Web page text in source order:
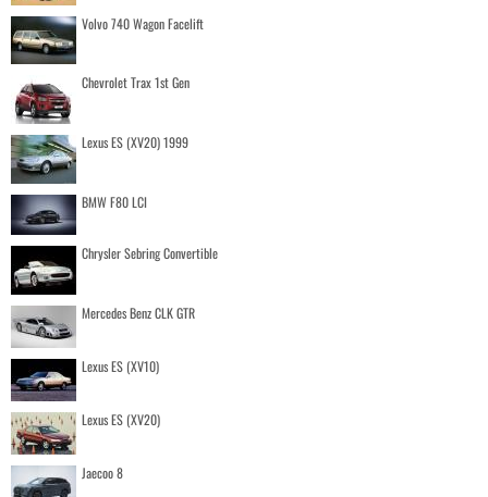
Volvo 740 Wagon Facelift
Chevrolet Trax 1st Gen
Lexus ES (XV20) 1999
BMW F80 LCI
Chrysler Sebring Convertible
Mercedes Benz CLK GTR
Lexus ES (XV10)
Lexus ES (XV20)
Jaecoo 8